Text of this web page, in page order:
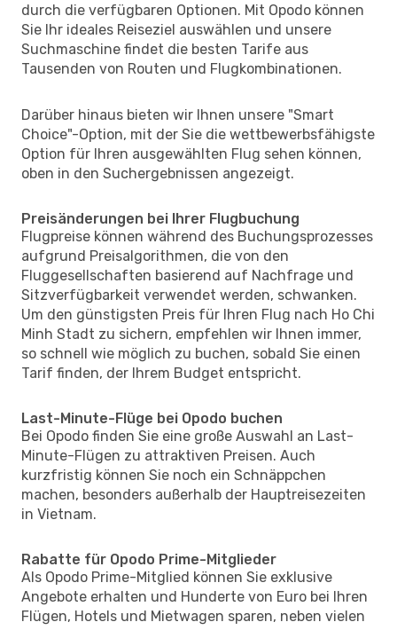
durch die verfügbaren Optionen. Mit Opodo können
Sie Ihr ideales Reiseziel auswählen und unsere
Suchmaschine findet die besten Tarife aus
Tausenden von Routen und Flugkombinationen.
Darüber hinaus bieten wir Ihnen unsere "Smart
Choice"-Option, mit der Sie die wettbewerbsfähigste
Option für Ihren ausgewählten Flug sehen können,
oben in den Suchergebnissen angezeigt.
Preisänderungen bei Ihrer Flugbuchung
Flugpreise können während des Buchungsprozesses
aufgrund Preisalgorithmen, die von den
Fluggesellschaften basierend auf Nachfrage und
Sitzverfügbarkeit verwendet werden, schwanken.
Um den günstigsten Preis für Ihren Flug nach Ho Chi
Minh Stadt zu sichern, empfehlen wir Ihnen immer,
so schnell wie möglich zu buchen, sobald Sie einen
Tarif finden, der Ihrem Budget entspricht.
Last-Minute-Flüge bei Opodo buchen
Bei Opodo finden Sie eine große Auswahl an Last-
Minute-Flügen zu attraktiven Preisen. Auch
kurzfristig können Sie noch ein Schnäppchen
machen, besonders außerhalb der Hauptreisezeiten
in Vietnam.
Rabatte für Opodo Prime-Mitglieder
Als Opodo Prime-Mitglied können Sie exklusive
Angebote erhalten und Hunderte von Euro bei Ihren
Flügen, Hotels und Mietwagen sparen, neben vielen